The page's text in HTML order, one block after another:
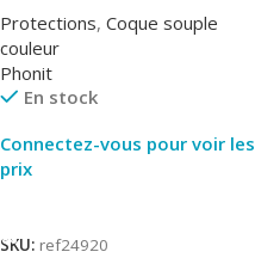
Protections, Coque souple
couleur
Phonit
En stock
Connectez-vous pour voir les
prix
SKU: ref24920